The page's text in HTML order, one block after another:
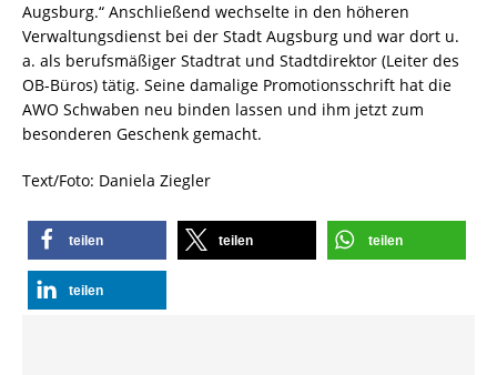
Augsburg.“ Anschließend wechselte in den höheren
Verwaltungsdienst bei der Stadt Augsburg und war dort u.
a. als berufsmäßiger Stadtrat und Stadtdirektor (Leiter des
OB-Büros) tätig. Seine damalige Promotionsschrift hat die
AWO Schwaben neu binden lassen und ihm jetzt zum
besonderen Geschenk gemacht.
Text/Foto: Daniela Ziegler
teilen teilen teilen
teilen